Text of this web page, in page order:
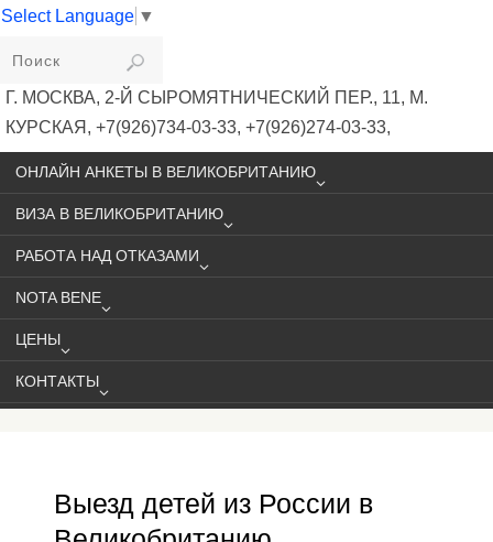
Select Language ▼
VIKIVISA
Г. МОСКВА, 2-Й СЫРОМЯТНИЧЕСКИЙ ПЕР., 11, М.
КУРСКАЯ, +7(926)734-03-33, +7(926)274-03-33,
VISA@VIKIVISA.RU
ОНЛАЙН АНКЕТЫ В ВЕЛИКОБРИТАНИЮ
ВИЗА В ВЕЛИКОБРИТАНИЮ
РАБОТА НАД ОТКАЗАМИ
NOTA BENE
ЦЕНЫ
КОНТАКТЫ
Выезд детей из России в